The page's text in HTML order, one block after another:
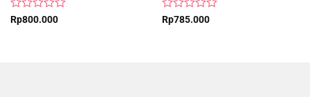
Rated
Rp800.000
Rated
Rp785.000